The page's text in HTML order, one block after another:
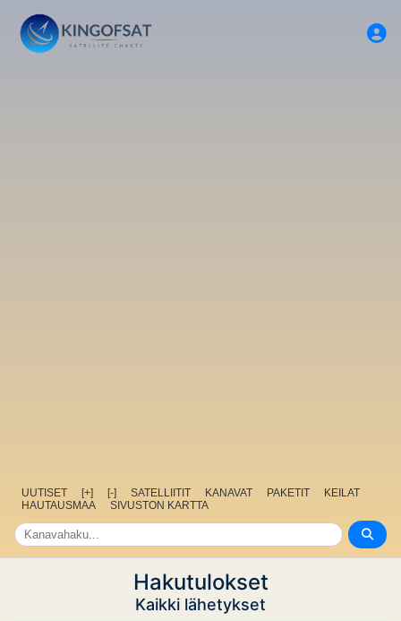
UUTISET [+] [-] SATELLIITIT KANAVAT PAKETIT
KEILAT
HAUTAUSMAA
SIVUSTON KARTTA
Hakutulokset
Kaikki lähetykset